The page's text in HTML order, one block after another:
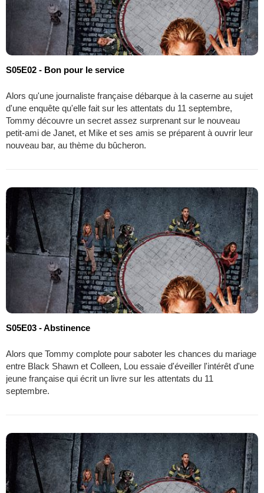
S05E02 - Bon pour le service
Alors qu'une journaliste française débarque à la caserne au sujet
d'une enquête qu'elle fait sur les attentats du 11 septembre,
Tommy découvre un secret assez surprenant sur le nouveau
petit-ami de Janet, et Mike et ses amis se préparent à ouvrir leur
nouveau bar, au thème du bûcheron.
S05E03 - Abstinence
Alors que Tommy complote pour saboter les chances du mariage
entre Black Shawn et Colleen, Lou essaie d'éveiller l'intérêt d'une
jeune française qui écrit un livre sur les attentats du 11
septembre.